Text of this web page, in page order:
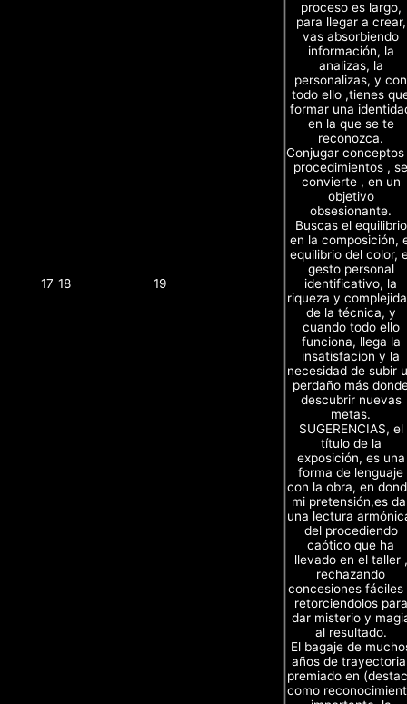
17 18 19
proceso es largo,
para llegar a crear,
vas absorbiendo
información, la
analizas, la
personalizas, y con
todo ello ,tienes
formar una
en la que se te
reconozca.
Conjugar
procedimientos , se
convierte , en un
objetivo
obsesionante.
Buscas el equilibrio
en la composición,
equilibrio del color,
gesto personal
identificativo, la
riqueza y
de la técnica, y
cuando todo ello
funciona, llega la
insatisfacion y la
necesidad de subir
perdaño más
descubrir nuevas
metas.
SUGERENCIAS, el
título de la
exposición, es una
forma de lenguaje
con la obra, en
mi pretensión,es
una lectura
del procediendo
caótico que ha
llevado en el taller ,
rechazando
concesiones fáciles
retorciendolos para
dar misterio y
al resultado.
El bagaje de
años de
premiado en
como